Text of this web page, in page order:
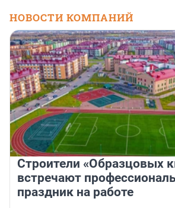
НОВОСТИ КОМПАНИЙ
Строители «Образцовых
встречают
праздник на работе